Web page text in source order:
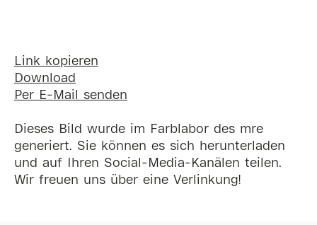
Link kopieren
Download
Per E-Mail senden
Dieses Bild wurde im Farblabor des mre
generiert. Sie können es sich herunterladen
und auf Ihren Social-Media-Kanälen teilen.
Wir freuen uns über eine Verlinkung!